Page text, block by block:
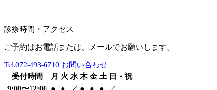
診療時間・アクセス
ご予約はお電話または、メールでお願いします。
Tel.072-493-6710 お問い合わせ
受付時間
月 火 水 木 金 土 日・祝
9:00〜12:00 ● ● ／ ● ● ●
／